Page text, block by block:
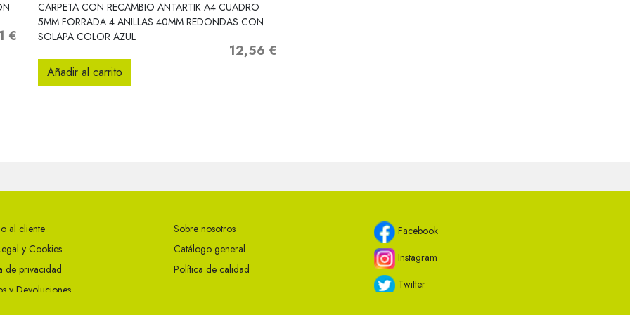
€
CARPETA CON RECAMBIO ANTARTIK A4 CUADRO
5MM FORRADA 4 ANILLAS 40MM REDONDAS CON
SOLAPA COLOR AZUL
Precio
12,56 €
Añadir al carrito
al cliente
y Cookies
de privacidad
y Devoluciones
Sobre nosotros
Catálogo general
Política de calidad
Facebook
Instagram
Twitter